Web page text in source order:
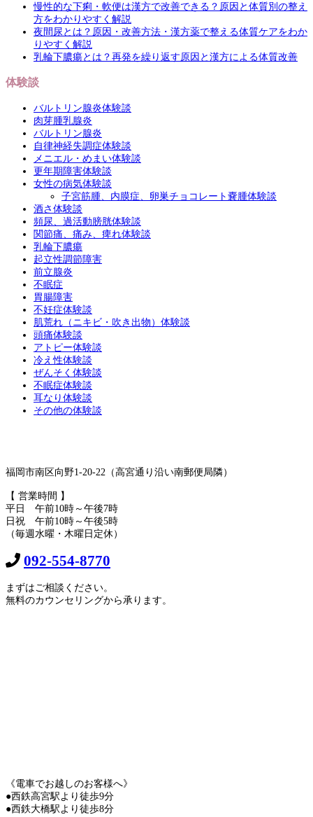
慢性的な下痢・軟便は漢方で改善できる？原因と体質別の整え
方をわかりやすく解説
夜間尿とは？原因・改善方法・漢方薬で整える体質ケアをわか
りやすく解説
乳輪下膿瘍とは？再発を繰り返す原因と漢方による体質改善
体験談
バルトリン腺炎体験談
肉芽腫乳腺炎
バルトリン腺炎
自律神経失調症体験談
メニエル・めまい体験談
更年期障害体験談
女性の病気体験談
子宮筋腫、内膜症、卵巣チョコレート嚢腫体験談
酒さ体験談
頻尿、過活動膀胱体験談
関節痛、痛み、痺れ体験談
乳輪下膿瘍
起立性調節障害
前立腺炎
不眠症
胃腸障害
不妊症体験談
肌荒れ（ニキビ・吹き出物）体験談
頭痛体験談
アトピー体験談
冷え性体験談
ぜんそく体験談
不眠症体験談
耳なり体験談
その他の体験談
福岡市南区向野1-20-22（高宮通り沿い南郵便局隣）
【 営業時間 】
平日 午前10時～午後7時
日祝 午前10時～午後5時
（毎週水曜・木曜日定休）
092-554-8770
まずはご相談ください。
無料のカウンセリングから承ります。
《電車でお越しのお客様へ》
●西鉄高宮駅より徒歩9分
●西鉄大橋駅より徒歩8分